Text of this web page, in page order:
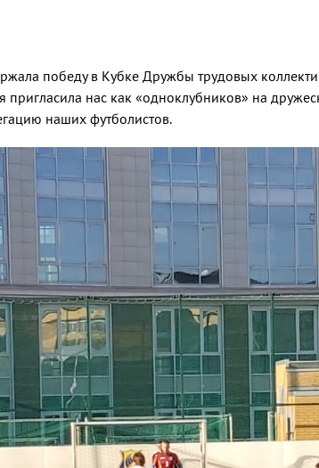
победу в Кубке Дружбы трудовых
нас как «одноклубников» на
наших футболистов.